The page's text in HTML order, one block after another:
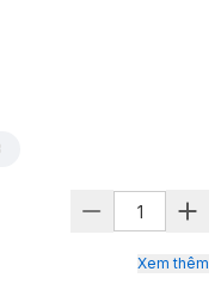
Xem thêm